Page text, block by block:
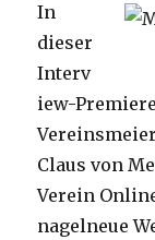
In
dieser
Interv
iew-
Claus von
Verein
nagelneue